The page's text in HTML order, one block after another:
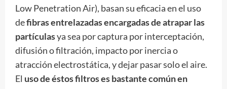
Low Penetration Air), basan su eficacia en el uso
defibras entrelazadas encargadas de atrapar las
partículasya sea por captura por interceptación,
difusión o filtración, impacto por inercia o
atracción electrostática, y dejar pasar solo el aire.
El uso de éstos filtros es bastante común en